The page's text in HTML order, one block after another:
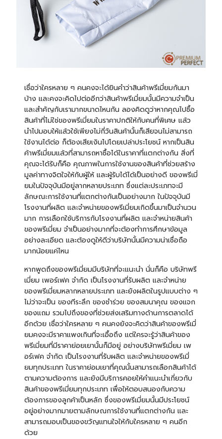
เชื่อว่าใครหลาย ๆ คนคงจะได้ยินคำว่าสินค้าพรีเมี่ยมกันมา
บ้าง และคงจะคิดไปต่ออีกว่าสินค้าพรีเมี่ยมนั้นมีความจำเป็น
และสำคัญกับเรามากขนาดไหนกัน ลองคิดดูว่าหากคุณไปซื้อ
สินค้าที่ไม่ใช่ของพรีเมี่ยมในราคาปกติให้กับคนที่พิเศษ แล้ว
นำไปมอบให้แล้วใช้เพียงไม่กี่วันสินค้านั้นก็เสียจนไม่สามารถ
ใช้งานได้ต่อ ก็ต้องเสียเงินไปโดยเปล่าประโยชน์ หากเป็นสิน
ค้าพรีเมี่ยมแล้วที่สามารถหาซื้อได้ในราคาที่แตกต่างกัน สิ่งที่
คุณจะได้รับก็คือ คุณภาพในการใช้งานของสินค้าที่ช่วยสร้าง
มูลค่าทางจิตใจให้กับผู้ให้ และผู้รับได้ได้เป็นอย่างดี ของพรีเมี่
ยมในปัจจุบันมีอยู่ลากหลายประเภท ซึ่งแต่ละประเภทจะมี
ลักษณะการใช้งานที่แตกต่างกันเป็นอย่างมาก ในปัจจุบันมี
โรงงานที่ผลิต และจำหน่ายของพรีเมี่ยมเกิดขึ้นมาเป็นจำนวน
มาก การเลือกใช้บริการกับโรงงานที่ผลิต และจำหน่ายสินค้า
ของพรีเมี่ยม จำเป็นอย่างมากที่จะต้องทำการศึกษาข้อมูล
อย่างละเอียด และต้องดูให้ดีว่าบริษัทนั้นมีความน่าเชื่อถือ
มากน้อยแค่ไหน
หากพูดถึงของพรีเมี่ยมมีบริษัทที่จะแนะนำ นั่นก็คือ บริษัทพรี
เมี่ยม เพอร์เฟค จำกัด เป็นโรงงานที่รับผลิต และจำหน่าย
ของพรีเมี่ยมหลากหลายประเภท และยังผลิตในรูปแบบต่าง ๆ
ไม่ว่าจะเป็น ของทีระลึก ของชำร่วย ของสมนาคุณ ของแจก
ของแถม รวมไปถึงของที่ช่วยส่งเสริมทางด้านการตลาดได้
อีกด้วย เชื่อว่าใครหลาย ๆ คนคงยังจะคิดว่าสินค้าของพรีเมี่
ยมคงจะมีราคาแพงเกินที่จะเอื้อถึง แต่ใครจะรู้ว่าสินค้าของ
พรีเมี่ยมที่มีราคาย่อยเยานั้นก็มีอยู่ อย่างบริษัทพรีเมี่ยม เพ
อร์เฟค จำกัด เป็นโรงงานที่รับผลิต และจำหน่ายของพรีเมี่
ยมทุกประเภท ในราคาย่อมเยาที่คุณนั้นสามารถเลือกสินค้าได้
ตามความต้องการ และยังมีบริการคอยให้คำแนะนำเกี่ยวกับ
สินค้าของพรีเมี่ยมทุกประเภท เพื่อให้ตอบสนองกับความ
ต้องการของลูกค้าเป็นหลัก ซึ่งของพรีเมี่ยมนั้นมีประโยชน์
อยู่อย่างมากมายตามลักษณการใช้งานที่แตกต่างกัน และ
สามารถมอบเป็นของขวัญแทนใจให้กับใครหลาย ๆ คนอีก
ด้วย